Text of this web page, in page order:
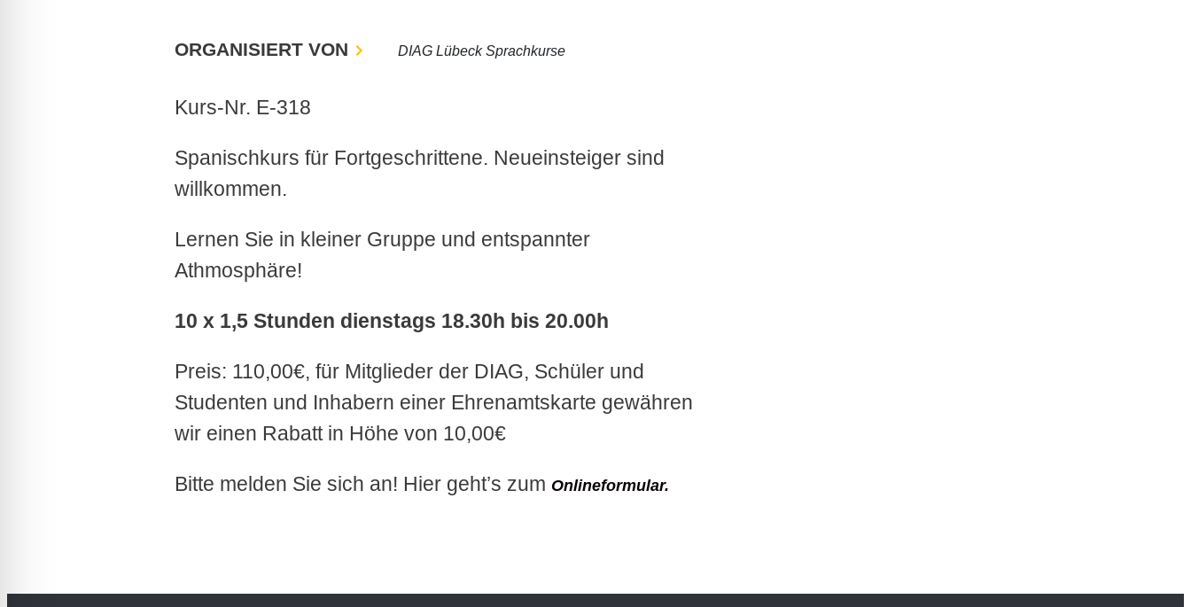
ORGANISIERT VON DIAG Lübeck Sprachkurse
Kurs-Nr. E-318
Spanischkurs für Fortgeschrittene. Neueinsteiger sind
willkommen.
Lernen Sie in kleiner Gruppe und entspannter
Athmosphäre!
10 x 1,5 Stunden dienstags 18.30h bis 20.00h
Preis: 110,00€, für Mitglieder der DIAG, Schüler und
Studenten und Inhabern einer Ehrenamtskarte gewähren
wir einen Rabatt in Höhe von 10,00€
Bitte melden Sie sich an! Hier geht’s zum Onlineformular.